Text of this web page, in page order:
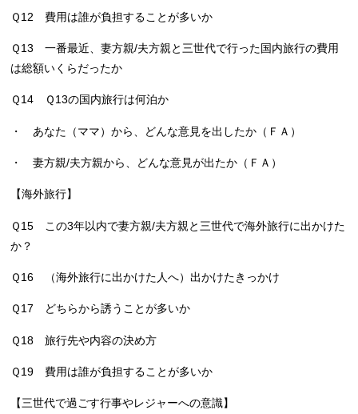
Ｑ12 費用は誰が負担することが多いか
Ｑ13 一番最近、妻方親/夫方親と三世代で行った国内旅行の費用
は総額いくらだったか
Ｑ14 Ｑ13の国内旅行は何泊か
・ あなた（ママ）から、どんな意見を出したか（ＦＡ）
・ 妻方親/夫方親から、どんな意見が出たか（ＦＡ）
【海外旅行】
Ｑ15 この3年以内で妻方親/夫方親と三世代で海外旅行に出かけた
か？
Ｑ16 （海外旅行に出かけた人へ）出かけたきっかけ
Ｑ17 どちらから誘うことが多いか
Ｑ18 旅行先や内容の決め方
Ｑ19 費用は誰が負担することが多いか
【三世代で過ごす行事やレジャーへの意識】